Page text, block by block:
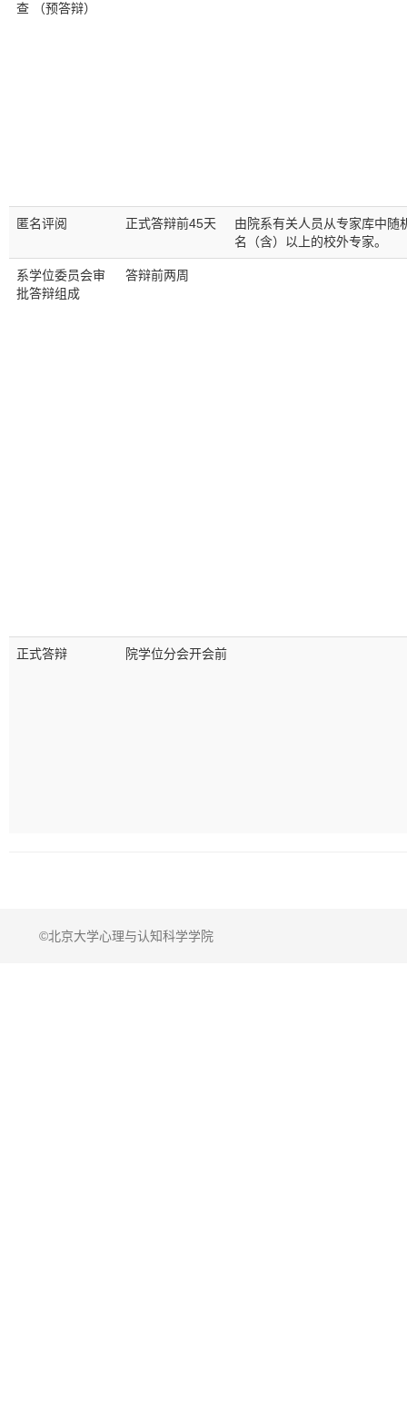
查 （预答辩）
匿名评阅 正式答辩前45天
由院系有关人员从专家库中随
名（含）以上的校外专家。
系学位委员会审
批答辩组成
答辩前两周
正式答辩 院学位分会开会前
©北京大学心理与认知科学学院